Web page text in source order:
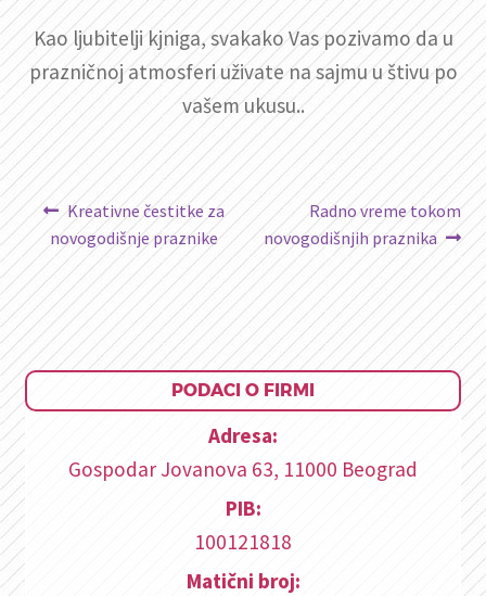
Kao ljubitelji kjniga, svakako Vas pozivamo da u
prazničnoj atmosferi uživate na sajmu u štivu po
vašem ukusu..
Kretanje
članka
Prethodni
članak:
Kreativne čestitke za
novogodišnje praznike
Sledeći
članak:
Radno vreme tokom
novogodišnjih praznika
PODACI O FIRMI
Adresa:
Gospodar Jovanova 63, 11000 Beograd
PIB:
100121818
Matični broj: